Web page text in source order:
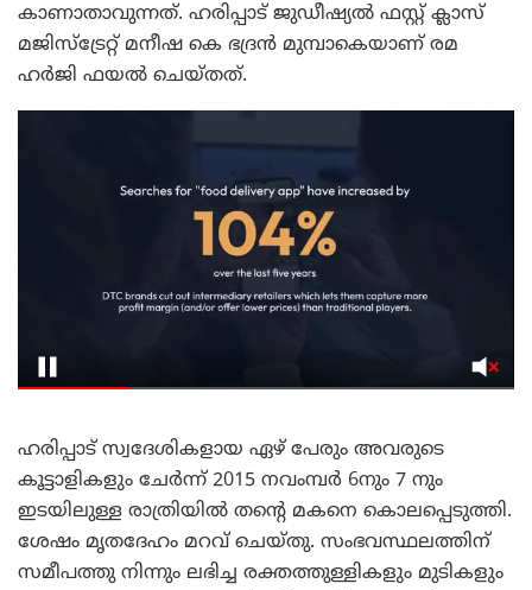
കാണാതാവുന്നത്. ഹരിപ്പാട് ജുഡീഷ്യൽ ഫസ്റ്റ് ക്ലാസ്
മജിസ്‌ട്രേറ്റ് മനീഷ കെ ഭദ്രൻ മുമ്പാകെയാണ് രമ
ഹർജി ഫയൽ ചെയ്തത്.
ഹരിപ്പാട് സ്വദേശികളായ ഏഴ് പേരും അവരുടെ
കൂട്ടാളികളും ചേർന്ന് 2015 നവംമ്പർ 6നും 7 നും
ഇടയിലുള്ള രാത്രിയിൽ തന്റെ മകനെ കൊലപ്പെടുത്തി.
ശേഷം മൃതദേഹം മറവ് ചെയ്തു. സംഭവസ്ഥലത്തിന്
സമീപത്തു നിന്നും ലഭിച്ച രക്തത്തുള്ളികളും മുടികളും